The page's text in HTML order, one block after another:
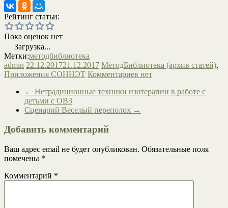
Рейтинг статьи:
Пока оценок нет
Загрузка...
Метки:методбиблиотека
admin 22.12.201721.12.2017 МетодБиблиотека (архив статей),
Приложения СОННЭТ Комментариев нет
← Нетрадиционные техники изотерапии в работе с
детьми с ОВЗ
Сценарий Веселый переполох →
Добавить комментарий
Ваш адрес email не будет опубликован. Обязательные поля
помечены *
Комментарий *